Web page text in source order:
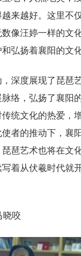
来越好。这里不
像汪婷一样的文
弘扬着襄阳的文化
深度展现了琵琶
络，弘扬了襄阳
统文化的热爱，
者的推动下，襄
琶艺术也将在文
着从伏羲时代就
咬